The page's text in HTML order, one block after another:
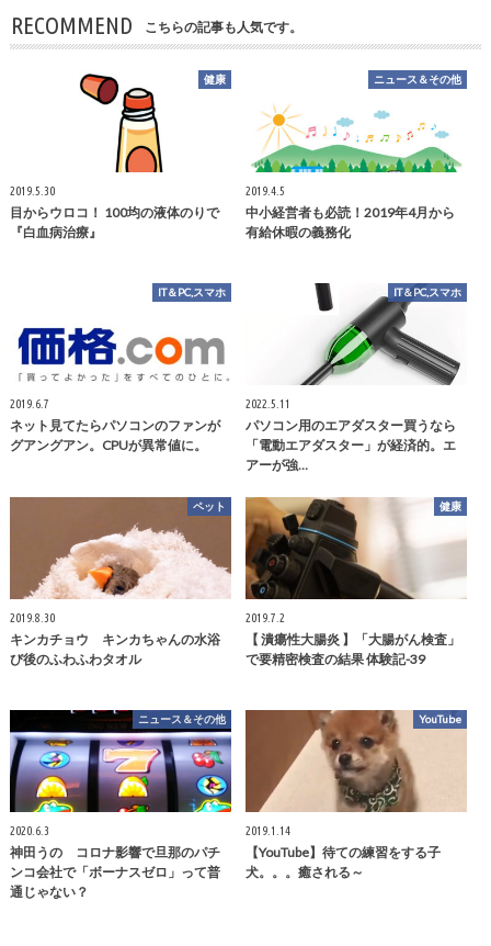
RECOMMEND こちらの記事も人気です。
健康
2019.5.30
目からウロコ！ 100均の液体のりで
『白血病治療』
ニュース＆その他
2019.4.5
中小経営者も必読！2019年4月から
有給休暇の義務化
IT＆PC,スマホ
2019.6.7
ネット見てたらパソコンのファンが
グアングアン。CPUが異常値に。
IT＆PC,スマホ
2022.5.11
パソコン用のエアダスター買うなら
「電動エアダスター」が経済的。エ
アーが強…
ペット
2019.8.30
キンカチョウ キンカちゃんの水浴
び後のふわふわタオル
健康
2019.7.2
【 潰瘍性大腸炎 】「大腸がん検査」
で要精密検査の結果 体験記-39
ニュース＆その他
2020.6.3
神田うの コロナ影響で旦那のパチ
ンコ会社で「ボーナスゼロ」って普
通じゃない？
YouTube
2019.1.14
【YouTube】待ての練習をする子
犬。。。癒される～